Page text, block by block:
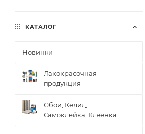
КАТАЛОГ
Новинки
Лакокрасочная
продукция
Обои, Келид,
Самоклейка, Клеенка